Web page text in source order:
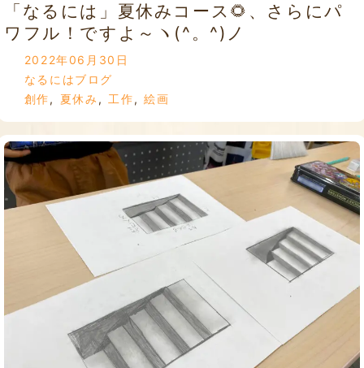
「なるには」夏休みコース🌻、さらにパ
ワフル！ですよ～ヽ(^。^)ノ
2022年06月30日
なるにはブログ
創作, 夏休み , 工作,絵画